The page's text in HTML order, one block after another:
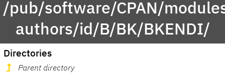
/pub/software/CPAN/
authors/id/B/BK/BKENDI/
Directories
Parent directory